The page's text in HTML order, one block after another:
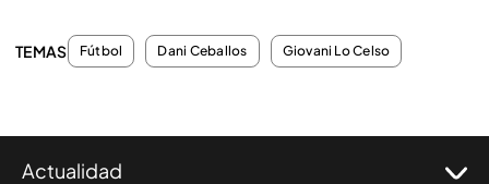
TEMAS Fútbol Dani Ceballos Giovani Lo Celso
Actualidad